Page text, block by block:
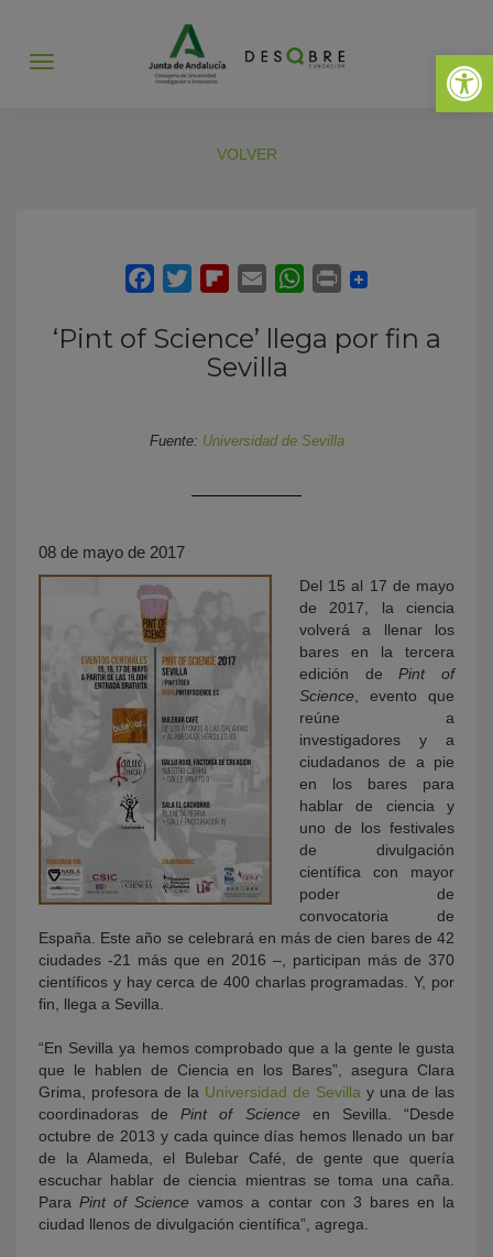
Abrir
Abrir
VOLVER
‘Pint of Science’ llega por fin a
Sevilla
Fuente: Universidad de Sevilla
08 de mayo de 2017
Del 15 al 17 de mayo
de 2017, la ciencia
volverá a llenar los
bares en la tercera
edición dePint of
Science , evento que
reúne a
investigadores y a
ciudadanos de a pie
en los bares para
hablar de ciencia y
uno de los festivales
de divulgación
científica con mayor
poder de
convocatoria de
España. Este año se celebrará en más de cien bares de 42
ciudades -21 más que en 2016 –, participan más de 370
científicos y hay cerca de 400 charlas programadas. Y, por
fin, llega a Sevilla.
“En Sevilla ya hemos comprobado que a la gente le gusta
que le hablen de Ciencia en los Bares”, asegura Clara
Grima, profesora de la Universidad de Sevilla y una de las
coordinadoras dePint of Science en Sevilla. “Desde
octubre de 2013 y cada quince días hemos llenado un bar
de la Alameda, el Bulebar Café, de gente que quería
escuchar hablar de ciencia mientras se toma una caña.
ParaPint of Science vamos a contar con 3 bares en la
ciudad llenos de divulgación científica”, agrega.